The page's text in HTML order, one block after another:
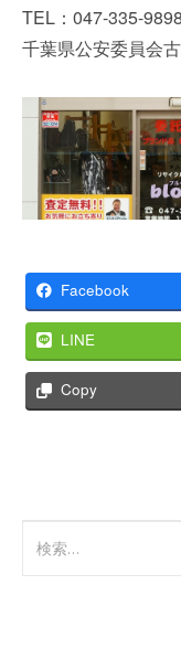
TEL：047-335-9898
千葉県公安委員会
Facebook
LINE
Copy